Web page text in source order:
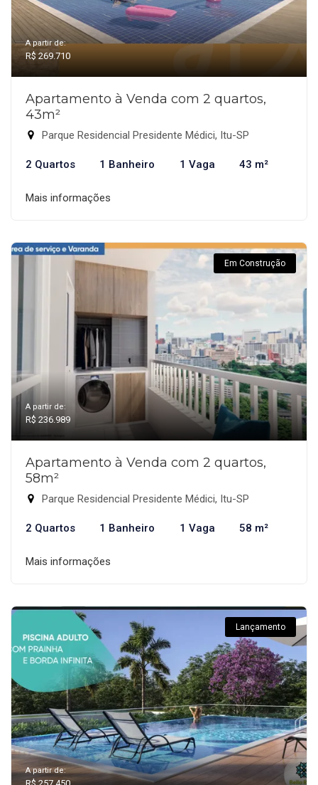
A partir de:
R$ 269.710
Apartamento à Venda com 2 quartos,
43m²
Parque Residencial Presidente Médici, Itu-SP
2 Quartos 1 Banheiro 1 Vaga 43 m²
Mais informações
Em Construção
A partir de:
R$ 236.989
Apartamento à Venda com 2 quartos,
58m²
Parque Residencial Presidente Médici, Itu-SP
2 Quartos 1 Banheiro 1 Vaga 58 m²
Mais informações
Lançamento
A partir de: